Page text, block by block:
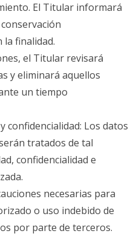
El Titular informará
finalidad.
el Titular revisará
y eliminará aquellos
un tiempo
confidencialidad: Los datos
tratados de tal
confidencialidad e
necesarias para
o uso indebido de
por parte de terceros.